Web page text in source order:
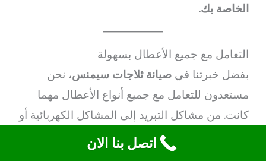
الخاصة بك.
التعامل مع جميع الأعطال بسهولة
بفضل خبرتنا فيصيانة ثلاجات سيمنس، نحن
مستعدون للتعامل مع جميع أنواع الأعطال مهما
كانت. من مشاكل التبريد إلى المشاكل الكهربائية أو
الميكانيكية، فإن فنيينا المدربين يمتلكون الأدوات
والخبرة اللازمة لتقديم الحلول المثالية. بمجرد
اتصل بنا الان